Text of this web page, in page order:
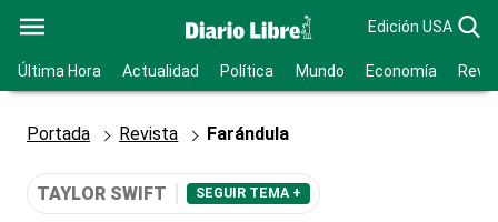
Edición USA
Última Hora Actualidad Política Mundo Economía
Portada Revista Farándula
TAYLOR SWIFT SEGUIR TEMA +